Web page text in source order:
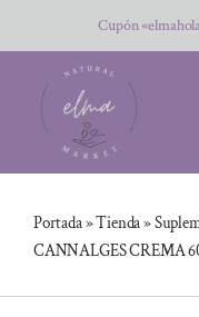
al
contenido
Cupón
Portada»Tienda»
CANNALGES CREMA